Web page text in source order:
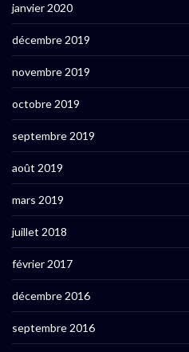
janvier 2020
décembre 2019
novembre 2019
octobre 2019
septembre 2019
août 2019
mars 2019
juillet 2018
février 2017
décembre 2016
septembre 2016